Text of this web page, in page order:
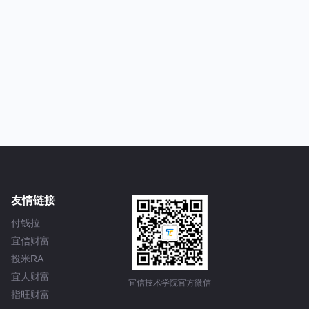
宜信技术学院官方微信
友情链接
付钱拉
宜信财富
投米RA
宜人财富
指旺财富